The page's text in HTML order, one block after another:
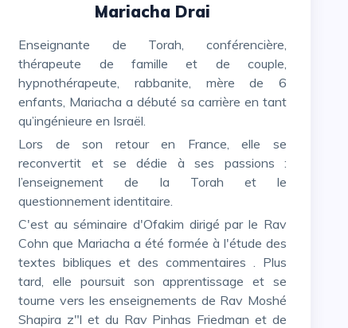
Mariacha Drai
Enseignante de Torah, conférencière,
thérapeute de famille et de couple,
hypnothérapeute, rabbanite, mère de 6
enfants, Mariacha a débuté sa carrière en tant
qu’ingénieure en Israël.
Lors de son retour en France, elle se
reconvertit et se dédie à ses passions :
l’enseignement de la Torah et le
questionnement identitaire.
C'est au séminaire d'Ofakim dirigé par le Rav
Cohn que Mariacha a été formée à l'étude des
textes bibliques et des commentaires . Plus
tard, elle poursuit son apprentissage et se
tourne vers les enseignements de Rav Moshé
Shapira z"l et du Rav Pinhas Friedman et de